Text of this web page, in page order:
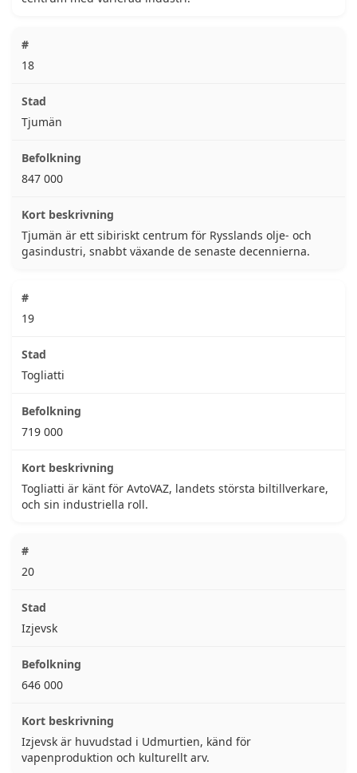
18
Tjumän
847 000
Tjumän är ett sibiriskt centrum för Rysslands olje- och
gasindustri, snabbt växande de senaste decennierna.
19
Togliatti
719 000
Togliatti är känt för AvtoVAZ, landets största biltillverkare,
och sin industriella roll.
20
Izjevsk
646 000
Izjevsk är huvudstad i Udmurtien, känd för
vapenproduktion och kulturellt arv.